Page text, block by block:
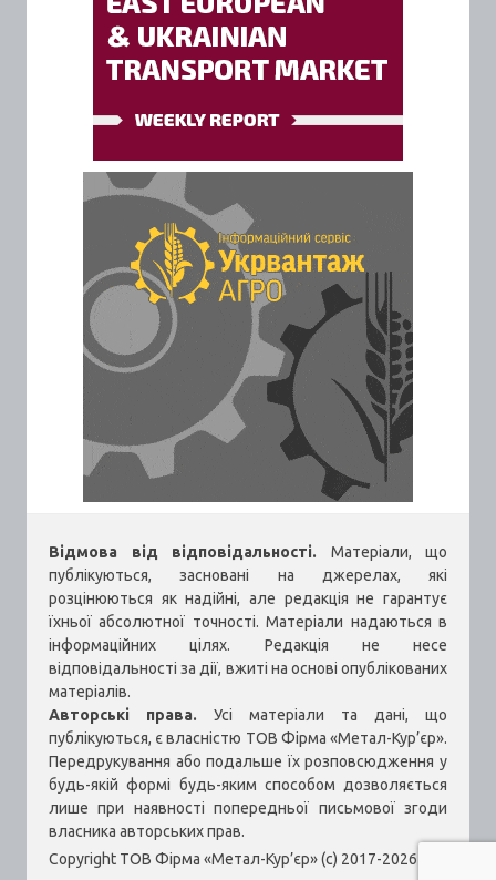
Відмова від відповідальності. Матеріали, що
публікуються, засновані на джерелах, які
розцінюються як надійні, але редакція не гарантує
їхньої абсолютної точності. Матеріали надаються в
інформаційних цілях. Редакція не несе
відповідальності за дії, вжиті на основі опублікованих
матеріалів.
Авторські права. Усі матеріали та дані, що
публікуються, є власністю ТОВ Фірма «Метал-Кур’єр».
Передрукування або подальше їх розповсюдження у
будь-якій формі будь-яким способом дозволяється
лише при наявності попередньої письмової згоди
власника авторських прав.
Copyright ТОВ Фірма «Метал-Кур’єр» (c) 2017-2026